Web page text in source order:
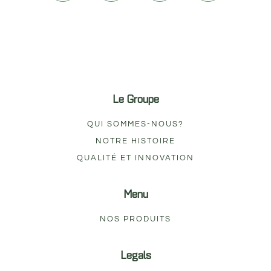
Le Groupe
QUI SOMMES-NOUS?
NOTRE HISTOIRE
QUALITÉ ET INNOVATION
Menu
NOS PRODUITS
Legals